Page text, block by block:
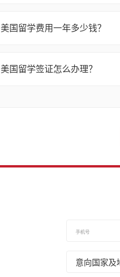
美国留学费用一年多少钱？
美国留学签证怎么办理？
意向国家及